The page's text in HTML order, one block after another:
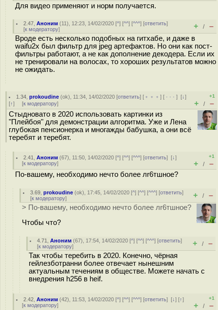
Для видео применяют и норм получается.
2.47 ,Аноним (11), 12:23, 14/02/2020 [^] [^^] [^^^] [ответить]
[к модератору] + / –
Вроде есть несколько подобных на гитхабе, и даже в
waifu2x был фильтр для jpeg артефактов. Но они как пост-
фильтры работают, а не как дополнение декодера. Если их
не тренировали на волосах, то хороших результатов можно
не ожидать.
1.34 ,prokoudine (ok), 11:34, 14/02/2020 [ответить] [ ﹢﹢﹢] [ · · ·][↓]
[↑] [к модератору]
+1
+ / –
Стыдновато в 2020 использовать картинки из
"Плейбоя" для демонстрации алгоритма. Уже и Лена
глубокая пенсионерка и многажды бабушка, а они всё
теребят и теребят.
2.41 ,Аноним (67), 11:50, 14/02/2020 [^] [^^] [^^^] [ответить][↓]
[к модератору]
+1
+ / –
По-вашему, необходимо нечто более лr6тшное?
3.69 ,prokoudine (ok), 17:45, 14/02/2020 [^] [^^] [^^^] [ответить]
[к модератору] + / –
> По-вашему, необходимо нечто более лr6тшное?
Чтобы что?
4.71 ,Аноним (67), 17:54, 14/02/2020 [^] [^^] [^^^] [ответить]
[к модератору] + / –
Так чтобы теребить в 2020. Конечно, чёрная
гейлезботранни более отвечает нынешним
актуальным течениям в обществе. Можете начать с
внедрения h256 в heif.
2.42 ,Аноним (42), 11:53, 14/02/2020 [^] [^^] [^^^] [ответить][↓] [↑]
[к модератору]
+1
+ / –